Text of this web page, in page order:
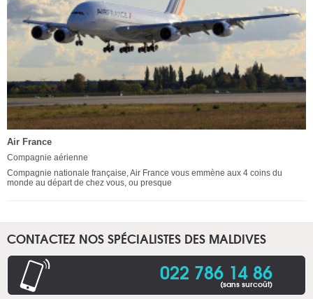
Air France
Compagnie aérienne
Compagnie nationale française, Air France vous emmène aux 4 coins du
monde au départ de chez vous, ou presque
CONTACTEZ NOS SPÉCIALISTES DES MALDIVES
022 786 14 86
(sans surcoût)